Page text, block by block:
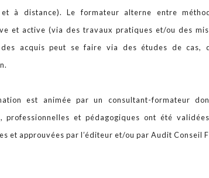
à distance). Le formateur alterne entre
et active (via des travaux pratiques et/ou des
acquis peut se faire via des études de cas,
est animée par un consultant-formateur
professionnelles et pédagogiques ont été
et approuvées par l’éditeur et/ou par Audit Conseil